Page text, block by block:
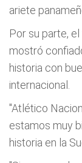
ariete
Por su parte,
mostró
historia con
internacional.
"Atlético
estamos muy
historia en la